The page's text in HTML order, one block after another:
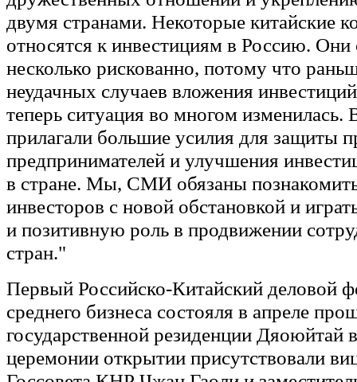
двумя странами. Некоторые китайские
относятся к инвестициям в Россию. Они
несколько рискованно, потому что
неудачных случаев вложения
теперь ситуация во многом изменилась.
прилагали большие усилия для защиты
предпринимателей и улучшения
в стране. Мы, СМИ обязаны
инвесторов с новой обстановкой и
и позитивную роль в продвижении
стран."
Первый Российско-Китайский деловой
среднего бизнеса состояля в апреле
государственной резиденции Дяоюйтай
церемонии открытии присутствовали